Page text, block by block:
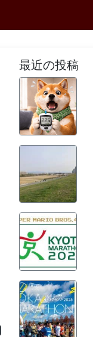
最近の投稿